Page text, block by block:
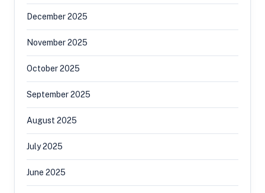
December 2025
November 2025
October 2025
September 2025
August 2025
July 2025
June 2025